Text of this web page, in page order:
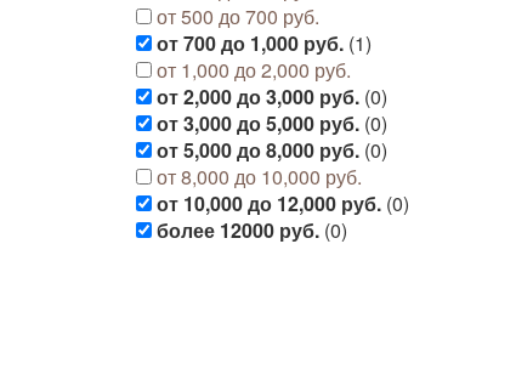
от 500 до 700 руб.
от 700 до 1,000 руб. (1)
от 1,000 до 2,000 руб.
от 2,000 до 3,000 руб. (0)
от 3,000 до 5,000 руб. (0)
от 5,000 до 8,000 руб. (0)
от 8,000 до 10,000 руб.
от 10,000 до 12,000 руб. (0)
более 12000 руб. (0)